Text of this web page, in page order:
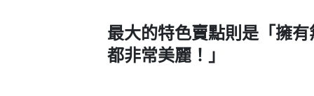
最大的特色賣點則是「擁有
都非常美麗！」